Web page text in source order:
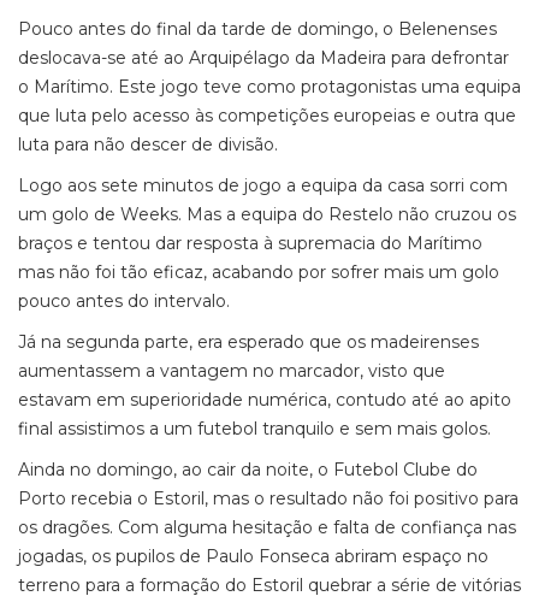
Pouco antes do final da tarde de domingo, o Belenenses
deslocava-se até ao Arquipélago da Madeira para defrontar
o Marítimo. Este jogo teve como protagonistas uma equipa
que luta pelo acesso às competições europeias e outra que
luta para não descer de divisão.
Logo aos sete minutos de jogo a equipa da casa sorri com
um golo de Weeks. Mas a equipa do Restelo não cruzou os
braços e tentou dar resposta à supremacia do Marítimo
mas não foi tão eficaz, acabando por sofrer mais um golo
pouco antes do intervalo.
Já na segunda parte, era esperado que os madeirenses
aumentassem a vantagem no marcador, visto que
estavam em superioridade numérica, contudo até ao apito
final assistimos a um futebol tranquilo e sem mais golos.
Ainda no domingo, ao cair da noite, o Futebol Clube do
Porto recebia o Estoril, mas o resultado não foi positivo para
os dragões. Com alguma hesitação e falta de confiança nas
jogadas, os pupilos de Paulo Fonseca abriram espaço no
terreno para a formação do Estoril quebrar a série de vitórias